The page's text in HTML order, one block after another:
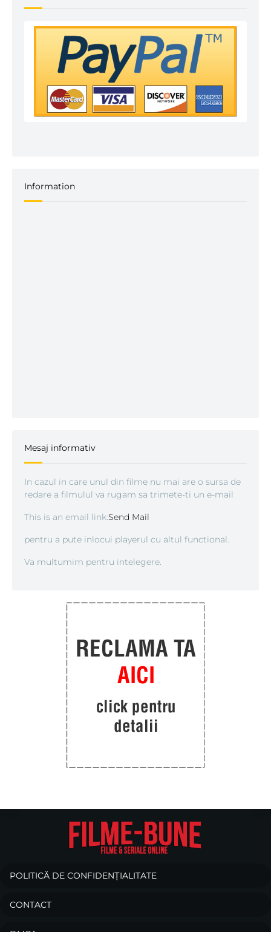
Information
Mesaj informativ
In cazul in care unul din filme nu mai are o sursa de
redare a filmulul va rugam sa trimete-ti un e-mail
This is an email link:Send Mail
pentru a pute inlocui playerul cu altul functional.
Va multumim pentru intelegere.
POLITICĂ DE CONFIDENȚIALITATE
CONTACT